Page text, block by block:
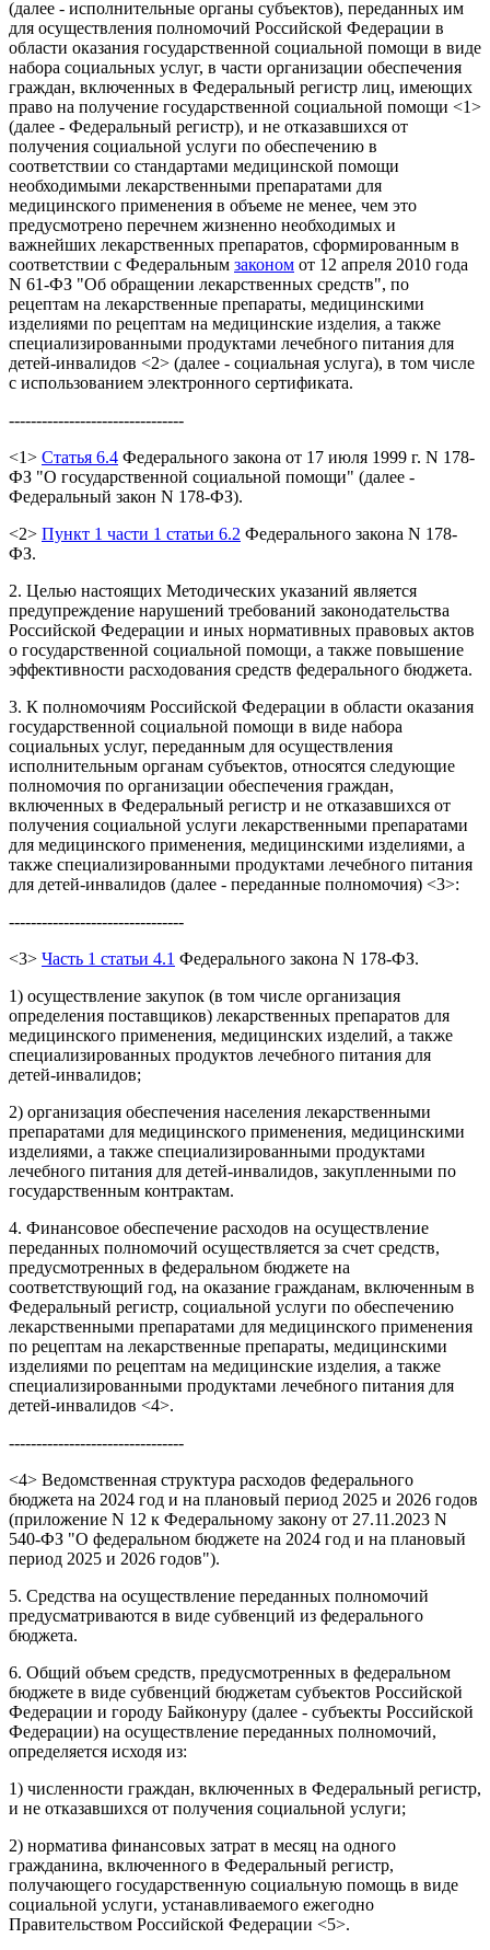
(далее - исполнительные органы субъектов), переданных им
для осуществления полномочий Российской Федерации в
области оказания государственной социальной помощи в виде
набора социальных услуг, в части организации обеспечения
граждан, включенных в Федеральный регистр лиц, имеющих
право на получение государственной социальной помощи <1>
(далее - Федеральный регистр), и не отказавшихся от
получения социальной услуги по обеспечению в
соответствии со стандартами медицинской помощи
необходимыми лекарственными препаратами для
медицинского применения в объеме не менее, чем это
предусмотрено перечнем жизненно необходимых и
важнейших лекарственных препаратов, сформированным в
соответствии с Федеральным законом от 12 апреля 2010 года
N 61-ФЗ "Об обращении лекарственных средств", по
рецептам на лекарственные препараты, медицинскими
изделиями по рецептам на медицинские изделия, а также
специализированными продуктами лечебного питания для
детей-инвалидов <2> (далее - социальная услуга), в том числе
с использованием электронного сертификата.
--------------------------------
<1> Статья 6.4 Федерального закона от 17 июля 1999 г. N 178-
ФЗ "О государственной социальной помощи" (далее -
Федеральный закон N 178-ФЗ).
<2> Пункт 1 части 1 статьи 6.2 Федерального закона N 178-
ФЗ.
2. Целью настоящих Методических указаний является
предупреждение нарушений требований законодательства
Российской Федерации и иных нормативных правовых актов
о государственной социальной помощи, а также повышение
эффективности расходования средств федерального бюджета.
3. К полномочиям Российской Федерации в области оказания
государственной социальной помощи в виде набора
социальных услуг, переданным для осуществления
исполнительным органам субъектов, относятся следующие
полномочия по организации обеспечения граждан,
включенных в Федеральный регистр и не отказавшихся от
получения социальной услуги лекарственными препаратами
для медицинского применения, медицинскими изделиями, а
также специализированными продуктами лечебного питания
для детей-инвалидов (далее - переданные полномочия) <3>:
--------------------------------
<3> Часть 1 статьи 4.1 Федерального закона N 178-ФЗ.
1) осуществление закупок (в том числе организация
определения поставщиков) лекарственных препаратов для
медицинского применения, медицинских изделий, а также
специализированных продуктов лечебного питания для
детей-инвалидов;
2) организация обеспечения населения лекарственными
препаратами для медицинского применения, медицинскими
изделиями, а также специализированными продуктами
лечебного питания для детей-инвалидов, закупленными по
государственным контрактам.
4. Финансовое обеспечение расходов на осуществление
переданных полномочий осуществляется за счет средств,
предусмотренных в федеральном бюджете на
соответствующий год, на оказание гражданам, включенным в
Федеральный регистр, социальной услуги по обеспечению
лекарственными препаратами для медицинского применения
по рецептам на лекарственные препараты, медицинскими
изделиями по рецептам на медицинские изделия, а также
специализированными продуктами лечебного питания для
детей-инвалидов <4>.
--------------------------------
<4> Ведомственная структура расходов федерального
бюджета на 2024 год и на плановый период 2025 и 2026 годов
(приложение N 12 к Федеральному закону от 27.11.2023 N
540-ФЗ "О федеральном бюджете на 2024 год и на плановый
период 2025 и 2026 годов").
5. Средства на осуществление переданных полномочий
предусматриваются в виде субвенций из федерального
бюджета.
6. Общий объем средств, предусмотренных в федеральном
бюджете в виде субвенций бюджетам субъектов Российской
Федерации и городу Байконуру (далее - субъекты Российской
Федерации) на осуществление переданных полномочий,
определяется исходя из:
1) численности граждан, включенных в Федеральный регистр,
и не отказавшихся от получения социальной услуги;
2) норматива финансовых затрат в месяц на одного
гражданина, включенного в Федеральный регистр,
получающего государственную социальную помощь в виде
социальной услуги, устанавливаемого ежегодно
Правительством Российской Федерации <5>.